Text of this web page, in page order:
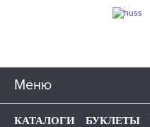
Меню
КАТАЛОГИ БУКЛЕТЫ